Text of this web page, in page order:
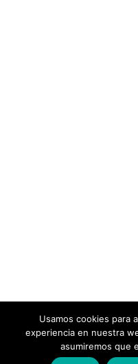
Usamos cookies para
experiencia en nuestra
asumiremos que